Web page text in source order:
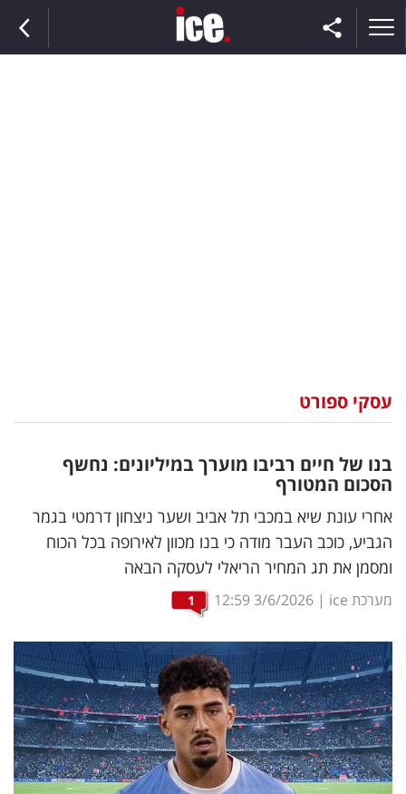
וצרכנות
דיגיטל
וטק
שיווק
ופרסום
מדדים
ומחקרים
דעות
רכילות
עסקי ספורט
בנו של חיים רביבו מוערך במיליונים: נחשף
הסכום המטורף
אחרי עונת שיא במכבי תל אביב ושער ניצחון דרמטי בגמר
הגביע, כוכב העבר מודה כי בנו מכוון לאירופה בכל הכוח
ומסמן את תג המחיר הריאלי לעסקה הבאה
מערכת ice |
3/6/2026
12:59
1